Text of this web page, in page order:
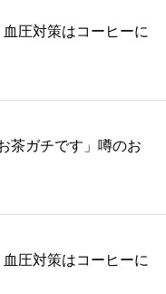
圧対策はコーヒーに
茶ガチです」噂のお
圧対策はコーヒーに